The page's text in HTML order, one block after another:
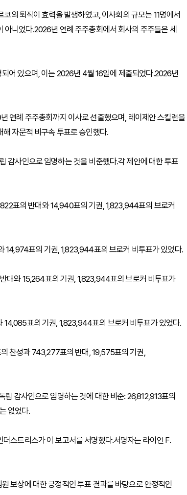
의 퇴직이 효력을 발생하였고, 이사회의 규모는 11명에서
니었다.2026년 연례 주주총회에서 회사의 주주들은 세
어 있으며, 이는 2026년 4월 16일에 제출되었다.2026년
연례 주주총회까지 이사로 선출했으며, 레이제안 스킬런을
자문적 비구속 투표로 승인했다.
감사인으로 임명하는 것을 비준했다.각 제안에 대한 투표
표의 반대와 14,940표의 기권, 1,823,944표의 브로커
14,974표의 기권, 1,823,944표의 브로커 비투표가 있었다.
대와 15,264표의 기권, 1,823,944표의 브로커 비투표가
표의 기권, 1,823,944표의 브로커 비투표가 있었다.
찬성과 743,277표의 반대, 19,575표의 기권,
감사인으로 임명하는 것에 대한 비준: 26,812,913표의
없었다.
스트리스가 이 보고서를 서명했다.서명자는 라이언 F.
보상에 대한 긍정적인 투표 결과를 바탕으로 안정적인